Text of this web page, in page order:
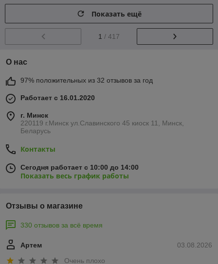
Показать ещё
1 / 417
О нас
97% положительных из 32 отзывов за год
Работает с 16.01.2020
г. Минск
220119 г.Минск ул.Славинского 45 киоск 11, Минск,
Беларусь
Контакты
Сегодня работает с 10:00 до 14:00
Показать весь график работы
Отзывы о магазине
330 отзывов за всё время
03.08.2026
Артем
Очень плохо